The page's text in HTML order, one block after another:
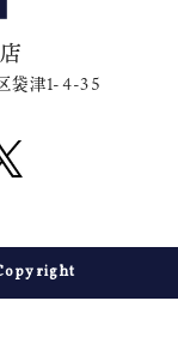
袋津1-4-35